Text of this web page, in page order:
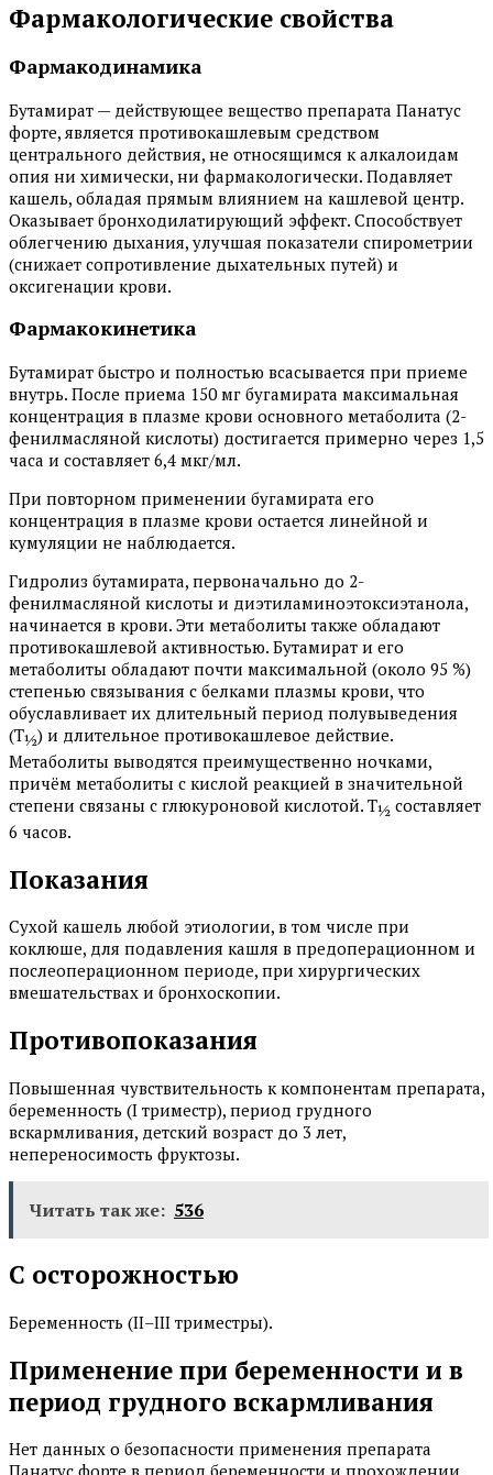
Фармакологические свойства
Фармакодинамика
Бутамират — действующее вещество препарата Панатус
форте, является противокашлевым средством
центрального действия, не относящимся к алкалоидам
опия ни химически, ни фармакологически. Подавляет
кашель, обладая прямым влиянием на кашлевой центр.
Оказывает бронходилатирующий эффект. Способствует
облегчению дыхания, улучшая показатели спирометрии
(снижает сопротивление дыхательных путей) и
оксигенации крови.
Фармакокинетика
Бутамират быстро и полностью всасывается при приеме
внутрь. После приема 150 мг бугамирата максимальная
концентрация в плазме крови основного метаболита (2-
фенилмасляной кислоты) достигается примерно через 1,5
часа и составляет 6,4 мкг/мл.
При повторном применении бугамирата его
концентрация в плазме крови остается линейной и
кумуляции не наблюдается.
Гидролиз бутамирата, первоначально до 2-
фенилмасляной кислоты и диэтиламиноэтоксиэтанола,
начинается в крови. Эти метаболиты также обладают
противокашлевой активностью. Бутамират и его
метаболиты обладают почти максимальной (около 95 %)
степенью связывания с белками плазмы крови, что
обуславливает их длительный период полувыведения
(T½) и длительное противокашлевое действие.
Метаболиты выводятся преимущественно ночками,
причём метаболиты с кислой реакцией в значительной
степени связаны с глюкуроновой кислотой. T½ составляет
6 часов.
Показания
Сухой кашель любой этиологии, в том числе при
коклюше, для подавления кашля в предоперационном и
послеоперационном периоде, при хирургических
вмешательствах и бронхоскопии.
Противопоказания
Повышенная чувствительность к компонентам препарата,
беременность (I триместр), период грудного
вскармливания, детский возраст до 3 лет,
непереносимость фруктозы.
Читать так же: 536
С осторожностью
Беременность (II–III триместры).
Применение при беременности и в
период грудного вскармливания
Нет данных о безопасности применения препарата